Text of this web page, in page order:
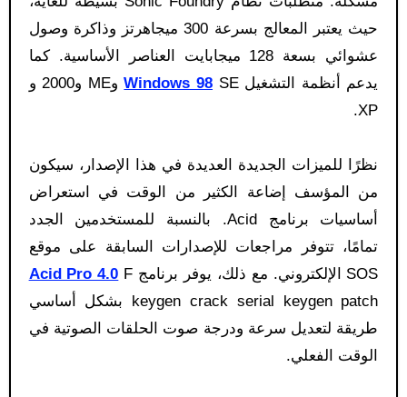
حيث يعتبر المعالج بسرعة 300 ميجاهرتز وذاكرة وصول
عشوائي بسعة 128 ميجابايت العناصر الأساسية. كما
يدعم أنظمة التشغيل
Windows 98
SE وME و2000 و
XP.
نظرًا للميزات الجديدة العديدة في هذا الإصدار، سيكون
من المؤسف إضاعة الكثير من الوقت في استعراض
أساسيات برنامج Acid. بالنسبة للمستخدمين الجدد
تمامًا، تتوفر مراجعات للإصدارات السابقة على موقع
SOS الإلكتروني. مع ذلك، يوفر برنامج
Acid Pro 4.0 F
keygen crack serial keygen patch بشكل أساسي
طريقة لتعديل سرعة ودرجة صوت الحلقات الصوتية في
الوقت الفعلي.